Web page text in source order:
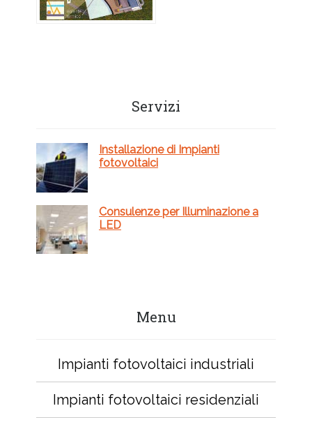
primaria
Servizi
Installazione di Impianti
fotovoltaici
Consulenze per Illuminazione a
LED
Menu
Impianti fotovoltaici industriali
Impianti fotovoltaici residenziali